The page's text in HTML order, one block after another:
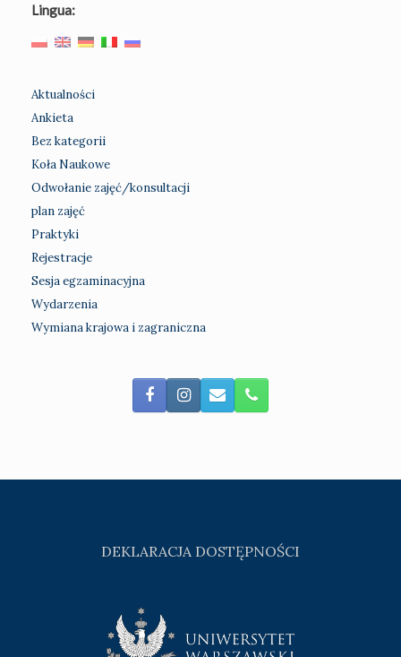
Lingua:
Aktualności
Ankieta
Bez kategorii
Koła Naukowe
Odwołanie zajęć/konsultacji
plan zajęć
Praktyki
Rejestracje
Sesja egzaminacyjna
Wydarzenia
Wymiana krajowa i zagraniczna
DEKLARACJA DOSTĘPNOŚCI